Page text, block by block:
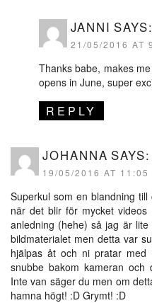
JANNI SAYS:
21/05/2016 AT
Thanks babe, makes
opens in June, super
REPLY
JOHANNA SAYS:
19/05/2016 AT 11:05
Superkul som en blandning
när det blir för mycket
anledning (hehe) så jag är
bildmaterialet men detta var
hjälpas åt och ni pratar
snubbe bakom kameran och
Inte van säger du men om
hamna högt! :D Grymt! :D